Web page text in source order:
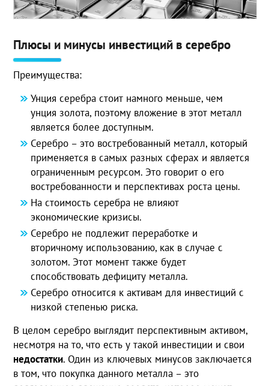
Плюсы и минусы инвестиций в серебро
Преимущества:
Унция серебра стоит намного меньше, чем
унция золота, поэтому вложение в этот металл
является более доступным.
Серебро – это востребованный металл, который
применяется в самых разных сферах и является
ограниченным ресурсом. Это говорит о его
востребованности и перспективах роста цены.
На стоимость серебра не влияют
экономические кризисы.
Серебро не подлежит переработке и
вторичному использованию, как в случае с
золотом. Этот момент также будет
способствовать дефициту металла.
Серебро относится к активам для инвестиций с
низкой степенью риска.
В целом серебро выглядит перспективным активом,
несмотря на то, что есть у такой инвестиции и свои
недостатки. Один из ключевых минусов заключается
в том, что покупка данного металла – это